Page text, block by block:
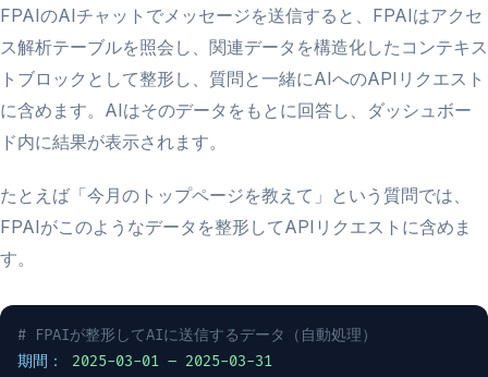
FPAIのAIチャットでメッセージを送信すると、FPAIはアクセ
ス解析テーブルを照会し、関連データを構造化したコンテキス
トブロックとして整形し、質問と一緒にAIへのAPIリクエスト
に含めます。AIはそのデータをもとに回答し、ダッシュボー
ド内に結果が表示されます。
たとえば「今月のトップページを教えて」という質問では、
FPAIがこのようなデータを整形してAPIリクエストに含めま
す。
# FPAIが整形してAIに送信するデータ（自動処理）
期間：
2025-03-01 – 2025-03-31